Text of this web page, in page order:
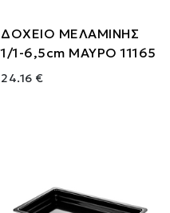
ΔΟΧΕΙΟ ΜΕΛΑΜΙΝΗΣ
1/1-6,5cm ΜΑΥΡΟ 11165
24.16 €